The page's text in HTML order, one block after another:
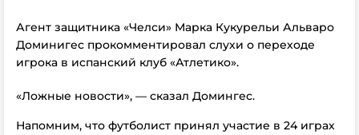
Агент защитника «Челси» Марка Кукурельи Альваро
Доминигес прокомментировал слухи о переходе
игрока в испанский клуб «Атлетико».
«Ложные новости», — сказал Домингес.
Напомним, что футболист принял участие в 24 играх